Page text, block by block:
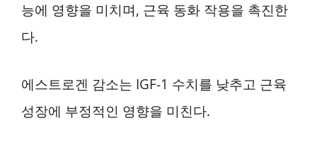
능에 영향을 미치며, 근육 동화 작용을 촉진한
다.
에스트로겐 감소는 IGF-1 수치를 낮추고 근육
성장에 부정적인 영향을 미친다.